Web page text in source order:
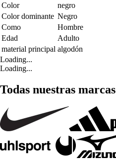
Color
negro
Color dominante Negro
Como
Hombre
Edad
Adulto
material principal algodón
Loading...
Loading...
Todas nuestras marcas